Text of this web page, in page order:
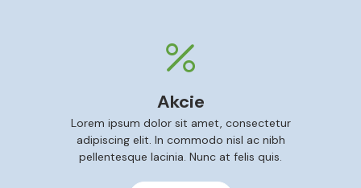
Akcie
Lorem ipsum dolor sit amet, consectetur
adipiscing elit. In commodo nisl ac nibh
pellentesque lacinia. Nunc at felis quis.